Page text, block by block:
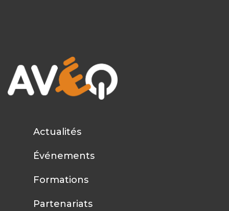
Actualités
Événements
Formations
Partenariats